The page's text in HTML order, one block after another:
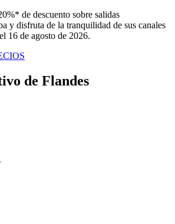
de descuento sobre salidas
y disfruta de la tranquilidad de sus canales
16 de agosto de 2026.
de Flandes